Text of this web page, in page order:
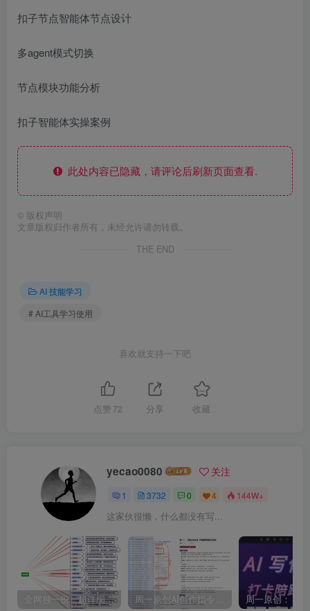
扣子节点智能体节点设计
多agent模式切换
节点模块功能分析
扣子智能体实操案例
此处内容已隐藏，请评论后刷新页面查看.
© 版权声明
文章版权归作者所有，未经允许请勿转载。
THE END
AI 技能学习
# AI工具学习使用
喜欢就支持一下吧
点赞 72 分享 收藏
yecao0080 关注
1 3732 0 4 144W+
这家伙很懒，什么都没有写...
全网独一份：超详细的40+个自媒体赛道领域解析手册，让你的内容创作不再局限！ 周一原创AI创作指令词：30+个领域赛道的创作提示词集合